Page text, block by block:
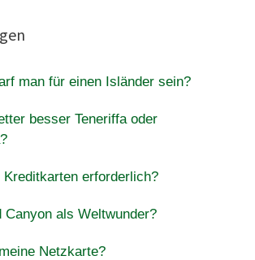
man für einen Isländer sein?
besser Teneriffa oder
Kreditkarten erforderlich?
Canyon als Weltwunder?
Netzkarte?